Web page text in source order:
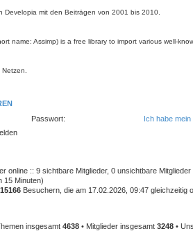
Developia mit den Beiträgen von 2001 bis 2010.
name: Assimp) is a free library to import various well-
Passwort:
Ich habe
online :: 9 sichtbare Mitglieder, 0 unsichtbare
15 Minuten)
15166 Besuchern, die am 17.02.2026, 09:47 gleichzeitig
insgesamt 4638 • Mitglieder insgesamt 3248 •